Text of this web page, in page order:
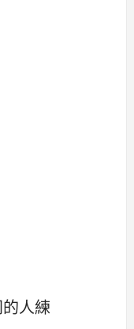
人練